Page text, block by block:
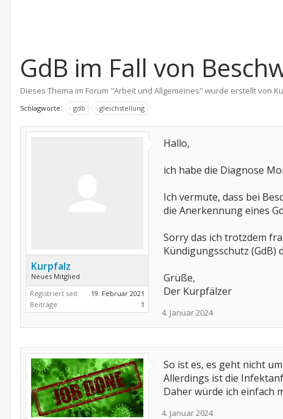
GdB im Fall von
Dieses Thema im Forum "Arbeit und Allgemeines" wurde erstellt von
Schlagworte: gdb gleichstellung
Kurpfalz
Neues Mitglied
Registriert seit:
19. Februar 2021
Beiträge:
1
Hallo,
ich habe die Diagnose
Ich vermute, dass bei
die Anerkennung eines
Sorry das ich trotzdem
Kündigungsschutz (GdB)
Grüße,
Der Kurpfälzer
4. Januar 2024
So ist es, es geht nicht
Allerdings ist die
Daher würde ich einfach
4. Januar 2024